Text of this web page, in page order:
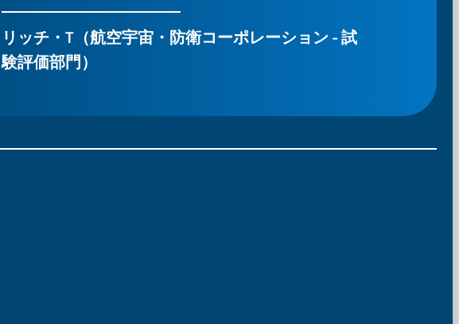
リッチ・T（航空宇宙・防衛コーポレーション - 試
験評価部門）